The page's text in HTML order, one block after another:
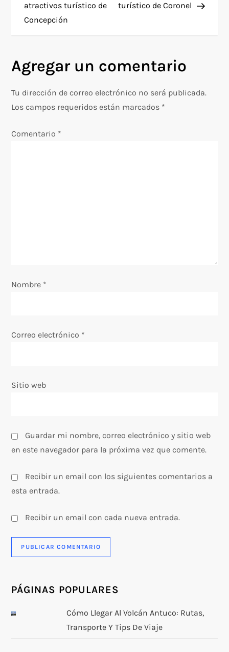
a
v
g
a
n
r
d
s
atractivos turístico de
Concepción
turístico de Coronel
Agregar un comentario
Tu dirección de correo electrónico no será publicada.
Los campos requeridos están marcados *
Comentario *
Nombre *
Correo electrónico *
Sitio web
Guardar mi nombre, correo electrónico y sitio web
en este navegador para la próxima vez que comente.
Recibir un email con los siguientes comentarios a
esta entrada.
Recibir un email con cada nueva entrada.
PÁGINAS POPULARES
Cómo Llegar Al Volcán Antuco: Rutas,
Transporte Y Tips De Viaje